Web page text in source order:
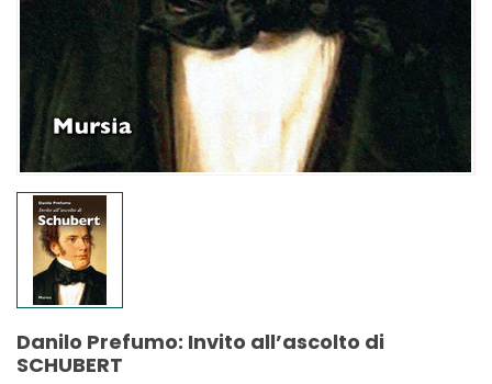
Danilo Prefumo: Invito all’ascolto di
SCHUBERT